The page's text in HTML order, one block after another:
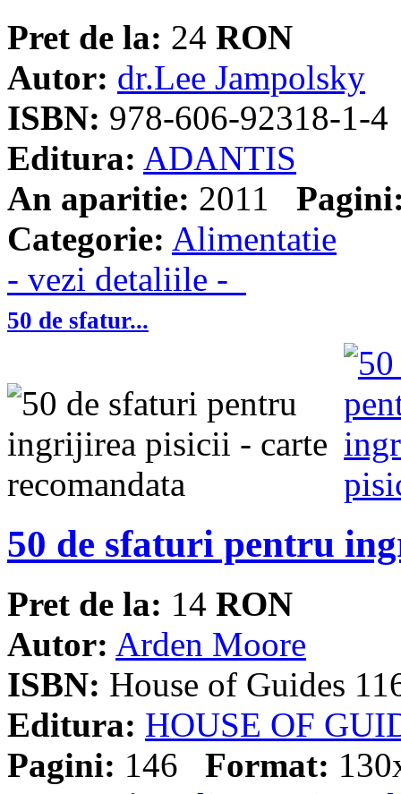
Pret de la: 24 RON
Autor: dr.Lee Jampolsky
ISBN: 978-606-92318-1-4
Editura: ADANTIS
An aparitie: 2011
Categorie: Alimentatie
- vezi detaliile -
50 de sfatur...
50 de sfaturi pentru
Pret de la: 14 RON
Autor: Arden Moore
ISBN: House of Guides
Editura: HOUSE OF
Pagini: 146 Format: